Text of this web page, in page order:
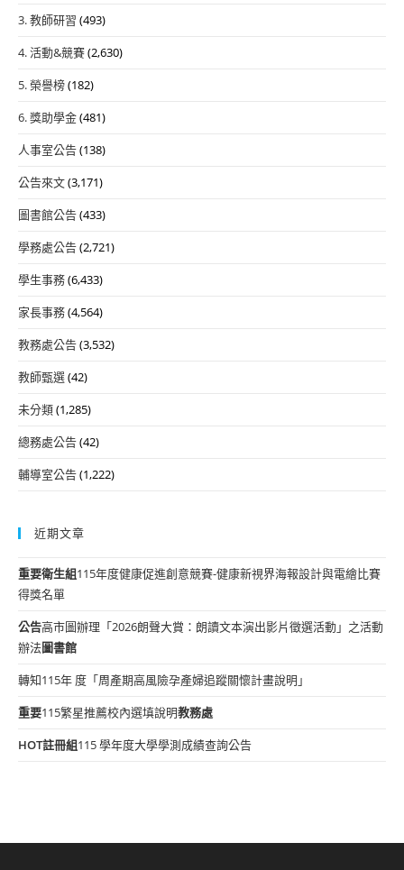
3. 教師研習 (493)
4. 活動&競賽(2,630)
5. 榮譽榜(182)
6. 獎助學金(481)
人事室公告(138)
公告來文(3,171)
圖書館公告(433)
學務處公告(2,721)
學生事務(6,433)
家長事務(4,564)
教務處公告(3,532)
教師甄選(42)
未分類(1,285)
總務處公告(42)
輔導室公告(1,222)
近期文章
重要衛生組115年度健康促進創意競賽-健康新視界海報設計與電繪比賽
得獎名單
公告高市圖辦理「2026朗聲大賞：朗讀文本演出影片徵選活動」之活動
辦法圖書館
轉知115年 度「周產期高風險孕產婦追蹤關懷計畫說明」
重要115繁星推薦校內選填說明教務處
HOT註冊組115 學年度大學學測成績查詢公告